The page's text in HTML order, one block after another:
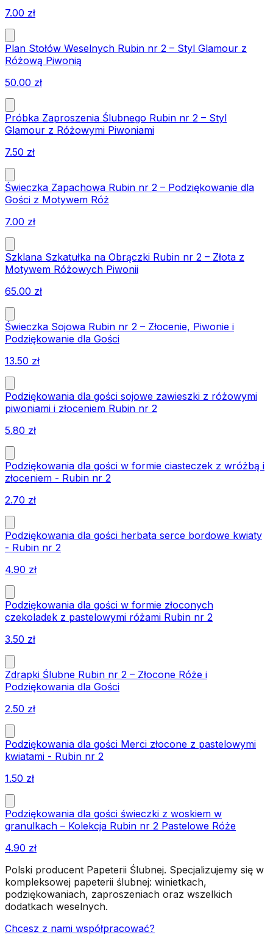
7.00 zł
Plan Stołów Weselnych Rubin nr 2 – Styl Glamour z
Różową Piwonią
50.00 zł
Próbka Zaproszenia Ślubnego Rubin nr 2 – Styl
Glamour z Różowymi Piwoniami
7.50 zł
Świeczka Zapachowa Rubin nr 2 – Podziękowanie dla
Gości z Motywem Róż
7.00 zł
Szklana Szkatułka na Obrączki Rubin nr 2 – Złota z
Motywem Różowych Piwonii
65.00 zł
Świeczka Sojowa Rubin nr 2 – Złocenie, Piwonie i
Podziękowanie dla Gości
13.50 zł
Podziękowania dla gości sojowe zawieszki z różowymi
piwoniami i złoceniem Rubin nr 2
5.80 zł
Podziękowania dla gości w formie ciasteczek z wróżbą i
złoceniem - Rubin nr 2
2.70 zł
Podziękowania dla gości herbata serce bordowe kwiaty
- Rubin nr 2
4.90 zł
Podziękowania dla gości w formie złoconych
czekoladek z pastelowymi różami Rubin nr 2
3.50 zł
Zdrapki Ślubne Rubin nr 2 – Złocone Róże i
Podziękowania dla Gości
2.50 zł
Podziękowania dla gości Merci złocone z pastelowymi
kwiatami - Rubin nr 2
1.50 zł
Podziękowania dla gości świeczki z woskiem w
granulkach – Kolekcja Rubin nr 2 Pastelowe Róże
4.90 zł
Polski producent Papeterii Ślubnej. Specjalizujemy się w
kompleksowej papeterii ślubnej: winietkach,
podziękowaniach, zaproszeniach oraz wszelkich
dodatkach weselnych.
Chcesz z nami współpracować?